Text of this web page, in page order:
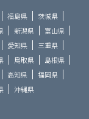
福島県
茨城県
新潟県
富山県
愛知県
三重県
鳥取県
島根県
高知県
福岡県
沖縄県